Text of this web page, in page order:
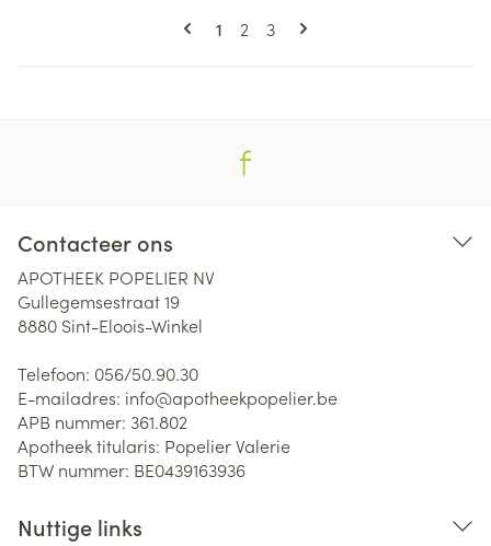
Pagina's
U lees momenteel pagina
1 Pagina
2 Pagina
3
Contacteer ons
APOTHEEK POPELIER NV
Gullegemsestraat 19
8880 Sint-Eloois-Winkel
Telefoon: 056/50.90.30
E-mailadres: info@apotheekpopelier.be
APB nummer: 361.802
Apotheek titularis: Popelier Valerie
BTW nummer: BE0439163936
Nuttige links